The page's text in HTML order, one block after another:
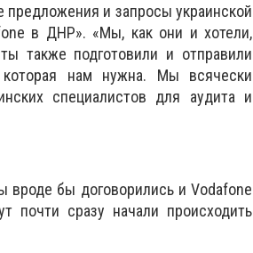
предложения и запросы украинской
в ДНР». «Мы, как они и хотели,
также подготовили и отправили
нам нужна. Мы всячески
специалистов для аудита и
вроде бы договорились и Vodafone
почти сразу начали происходить